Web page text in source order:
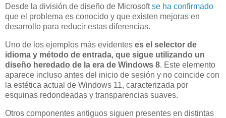
Desde la división de diseño de Microsoftse ha confirmado
que el problema es conocido y que existen mejoras en
desarrollo para reducir estas diferencias.
Uno de los ejemplos más evidentes es el selector de
idioma y método de entrada, que sigue utilizando un
diseño heredado de la era de Windows 8. Este elemento
aparece incluso antes del inicio de sesión y no coincide con
la estética actual de Windows 11, caracterizada por
esquinas redondeadas y transparencias suaves.
Otros componentes antiguos siguen presentes en distintas